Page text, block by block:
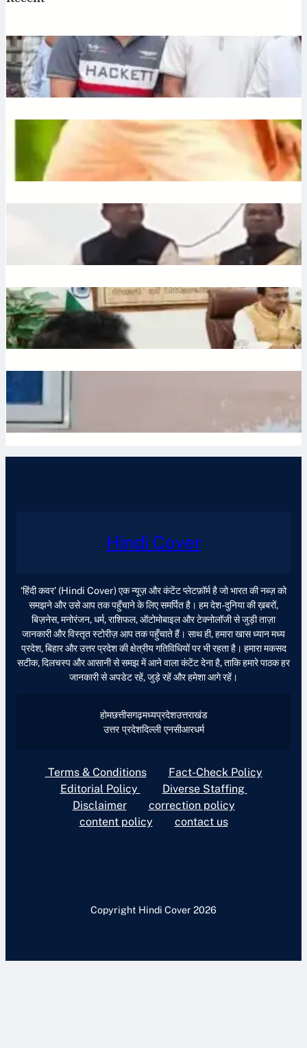
Jagannath: एटी पैलेस में भगवान जगन्नाथ की स्थापना, डिप्टी सीएम
अरुण साव ने रथ यात्रा को दिखाई हरी झंडी
July 10, 2026.Ronit Sharma
Plantation: यूपी में 12 जुलाई को लगेंगे 35 करोड़ पौधे, CM योगी करेंगे
अभियान की शुरुआत
Ronit Sharma
Liquor: छत्तीसगढ़ में बीजेपी विधायक शकुंतला पोर्ते का शराबबंदी पर बड़ा
बयान, वीडियो वायरल
Water: उत्तराखंड में भूजल संरक्षण पर जोर, मुख्य सचिव ने दिए सख्त निर्देश
July 10, 2026 Ronit Sharma
July 9, 2026
Hindi Cover
‘हिंदी कवर’ (Hindi Cover) एक न्यूज़ और कंटेंट प्लेटफ़ॉर्म है जो भारत की नब्ज़ को
समझने और उसे आप तक पहुँचाने के लिए समर्पित है। हम देश-दुनिया की ख़बरों,
बिज़नेस, मनोरंजन, धर्म, राशिफल, ऑटोमोबाइल और टेक्नोलॉजी से जुड़ी ताज़ा
जानकारी और विस्तृत स्टोरीज़ आप तक पहुँचाते हैं। साथ ही, हमारा खास ध्यान मध्य
प्रदेश, बिहार और उत्तर प्रदेश की क्षेत्रीय गतिविधियों पर भी रहता है। हमारा मकसद
सटीक, दिलचस्प और आसानी से समझ में आने वाला कंटेंट देना है, ताकि हमारे पाठक हर
जानकारी से अपडेट रहें, जुड़े रहें और हमेशा आगे रहें।
होमछत्तीसगढ़मध्यप्रदेशउत्तराखंड
उत्तर प्रदेशदिल्ली एनसीआरधर्म
Terms & Conditions
Fact-Check Policy
Editorial Policy
Diverse Staffing
Disclaimer
correction policy
content policy
contact us
Copyright Hindi Cover 2026